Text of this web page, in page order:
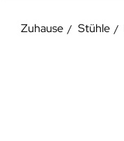
Zuhause Stühle